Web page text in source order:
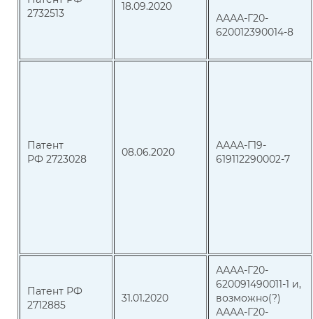
2732513
18.09.2020
АААА-Г20-
620012390014-8
Патент
РФ 2723028
08.06.2020
АААА-Г19-
619112290002-7
Патент РФ
2712885
31.01.2020
АААА-Г20-
620091490011-1 и,
возможно(?)
АААА-Г20-